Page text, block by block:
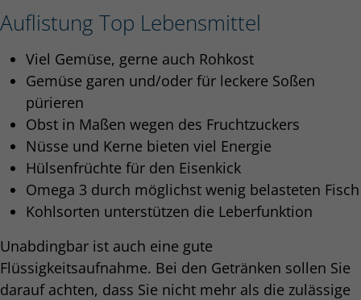
Auflistung Top Lebensmittel
Viel Gemüse, gerne auch Rohkost
Gemüse garen und/oder für leckere Soßen
pürieren
Obst in Maßen wegen des Fruchtzuckers
Nüsse und Kerne bieten viel Energie
Hülsenfrüchte für den Eisenkick
Omega 3 durch möglichst wenig belasteten Fisch
Kohlsorten unterstützen die Leberfunktion
Unabdingbar ist auch eine gute
Flüssigkeitsaufnahme. Bei den Getränken sollen Sie
darauf achten, dass Sie nicht mehr als die zulässige